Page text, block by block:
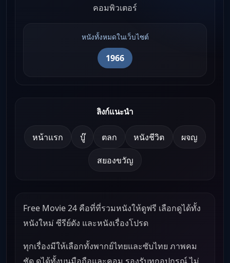
คอมพิวเตอร์
หนังทั้งหมดในเว็บไซต์
1966
ลิงก์แนะนำ
หน้าแรก บู๊ ตลก หนังชีวิต ผจญ
สยองขวัญ
Free Movie 24 คือที่ที่รวมหนังให้ดูฟรี เลือกดูได้ทั้ง
หนังใหม่ ซีรีย์ดัง และหนังเรื่องโปรด
ทุกเรื่องมีให้เลือกทั้งพากย์ไทยและซับไทย ภาพคม